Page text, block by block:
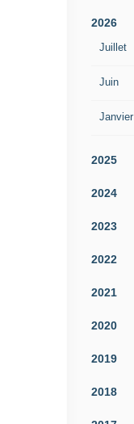
2026
Juillet
Juin
Janvier
2025
2024
2023
2022
2021
2020
2019
2018